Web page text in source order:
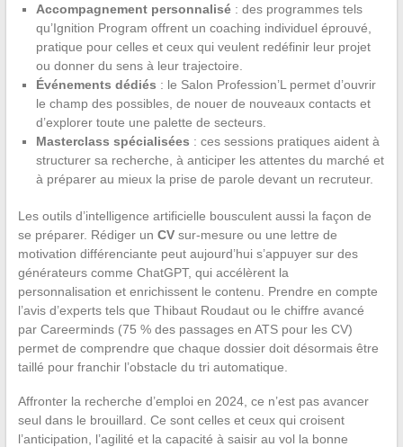
Accompagnement personnalisé: des programmes tels
qu’Ignition Program offrent un coaching individuel éprouvé,
pratique pour celles et ceux qui veulent redéfinir leur projet
ou donner du sens à leur trajectoire.
Événements dédiés : le Salon Profession’L permet d’ouvrir
le champ des possibles, de nouer de nouveaux contacts et
d’explorer toute une palette de secteurs.
Masterclass spécialisées : ces sessions pratiques aident à
structurer sa recherche, à anticiper les attentes du marché et
à préparer au mieux la prise de parole devant un recruteur.
Les outils d’intelligence artificielle bousculent aussi la façon de
se préparer. Rédiger un CVsur-mesure ou une lettre de
motivation différenciante peut aujourd’hui s’appuyer sur des
générateurs comme ChatGPT, qui accélèrent la
personnalisation et enrichissent le contenu. Prendre en compte
l’avis d’experts tels que Thibaut Roudaut ou le chiffre avancé
par Careerminds (75 % des passages en ATS pour les CV)
permet de comprendre que chaque dossier doit désormais être
taillé pour franchir l’obstacle du tri automatique.
Affronter la recherche d’emploi en 2024, ce n’est pas avancer
seul dans le brouillard. Ce sont celles et ceux qui croisent
l’anticipation, l’agilité et la capacité à saisir au vol la bonne